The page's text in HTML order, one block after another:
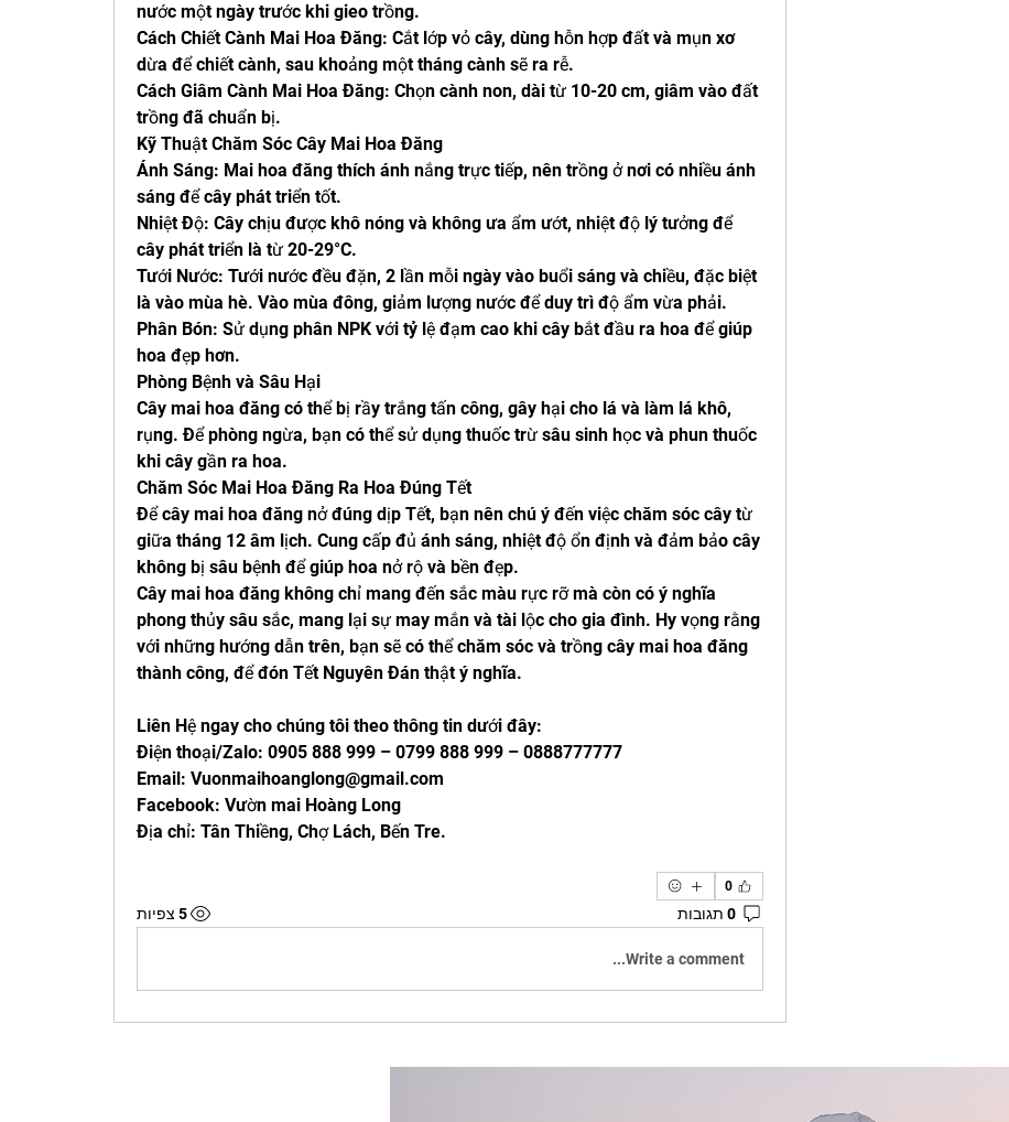
nước một ngày trước khi gieo trồng.
Cách Chiết Cành Mai Hoa Đăng: Cắt lớp vỏ cây, dùng hỗn hợp đất và mụn xơ
dừa để chiết cành, sau khoảng một tháng cành sẽ ra rễ.
Cách Giâm Cành Mai Hoa Đăng: Chọn cành non, dài từ 10-20 cm, giâm vào đất
trồng đã chuẩn bị.
Kỹ Thuật Chăm Sóc Cây Mai Hoa Đăng
Ánh Sáng: Mai hoa đăng thích ánh nắng trực tiếp, nên trồng ở nơi có nhiều ánh
sáng để cây phát triển tốt.
Nhiệt Độ: Cây chịu được khô nóng và không ưa ẩm ướt, nhiệt độ lý tưởng để
cây phát triển là từ 20-29°C.
Tưới Nước: Tưới nước đều đặn, 2 lần mỗi ngày vào buổi sáng và chiều, đặc biệt
là vào mùa hè. Vào mùa đông, giảm lượng nước để duy trì độ ẩm vừa phải.
Phân Bón: Sử dụng phân NPK với tỷ lệ đạm cao khi cây bắt đầu ra hoa để giúp
hoa đẹp hơn.
Phòng Bệnh và Sâu Hại
Cây mai hoa đăng có thể bị rầy trắng tấn công, gây hại cho lá và làm lá khô,
rụng. Để phòng ngừa, bạn có thể sử dụng thuốc trừ sâu sinh học và phun thuốc
khi cây gần ra hoa.
Chăm Sóc Mai Hoa Đăng Ra Hoa Đúng Tết
Để cây mai hoa đăng nở đúng dịp Tết, bạn nên chú ý đến việc chăm sóc cây từ
giữa tháng 12 âm lịch. Cung cấp đủ ánh sáng, nhiệt độ ổn định và đảm bảo cây
không bị sâu bệnh để giúp hoa nở rộ và bền đẹp.
Cây mai hoa đăng không chỉ mang đến sắc màu rực rỡ mà còn có ý nghĩa
phong thủy sâu sắc, mang lại sự may mắn và tài lộc cho gia đình. Hy vọng rằng
với những hướng dẫn trên, bạn sẽ có thể chăm sóc và trồng cây mai hoa đăng
thành công, để đón Tết Nguyên Đán thật ý nghĩa.
Liên Hệ ngay cho chúng tôi theo thông tin dưới đây:
Điện thoại/Zalo: 0905 888 999 – 0799 888 999 – 0888777777
Email: Vuonmaihoanglong@gmail.com
Facebook: Vườn mai Hoàng Long
Địa chỉ: Tân Thiềng, Chợ Lách, Bến Tre.
0
0 תגובות 5 צפיות
Write a comment...